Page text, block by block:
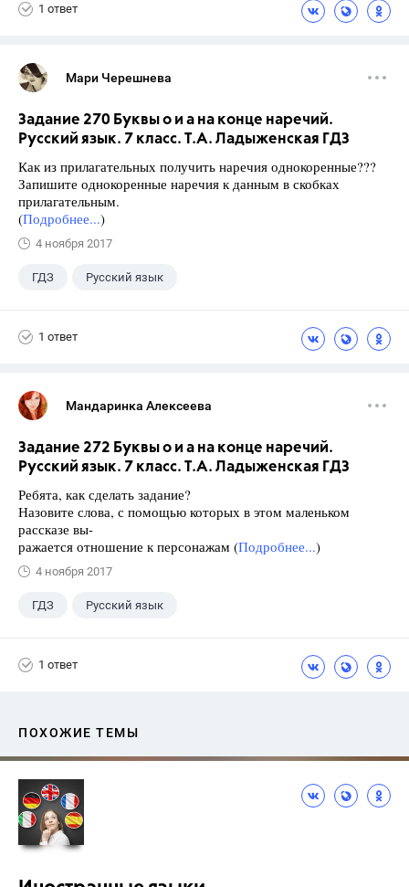
1 ответ
Мари Черешнева
Задание 270 Буквы о и а на конце наречий.
Русский язык. 7 класс. Т.А. Ладыженская ГДЗ
Как из прилагательных получить наречия однокоренные???
Запишите однокоренные наречия к данным в скобках
прилагательным.
(Подробнее...)
4 ноября 2017
ГДЗ Русский язык
1 ответ
Мандаринка Алексеева
Задание 272 Буквы о и а на конце наречий.
Русский язык. 7 класс. Т.А. Ладыженская ГДЗ
Ребята, как сделать задание?
Назовите слова, с помощью которых в этом маленьком
рассказе вы-
ражается отношение к персонажам (Подробнее...)
4 ноября 2017
ГДЗ Русский язык
1 ответ
ПОХОЖИЕ ТЕМЫ